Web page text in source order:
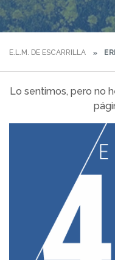
E.L.M. DE ESCARRILLA
Lo sentimos, pero no